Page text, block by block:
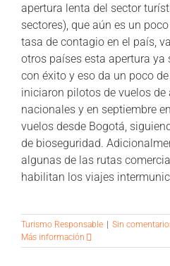
apertura lenta del sector
sectores), que aún es un
tasa de contagio en el país,
otros países esta apertura ya
con éxito y eso da un poco
iniciaron pilotos de vuelos
nacionales y en septiembre
vuelos desde Bogotá,
de bioseguridad.
algunas de las rutas
habilitan los viajes
Turismo Responsable | Sin
Más información